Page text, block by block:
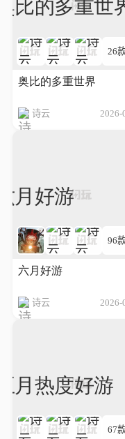
26
奥比的多重世界
诗云 2026-
96
六月好游
诗云 2026-
67